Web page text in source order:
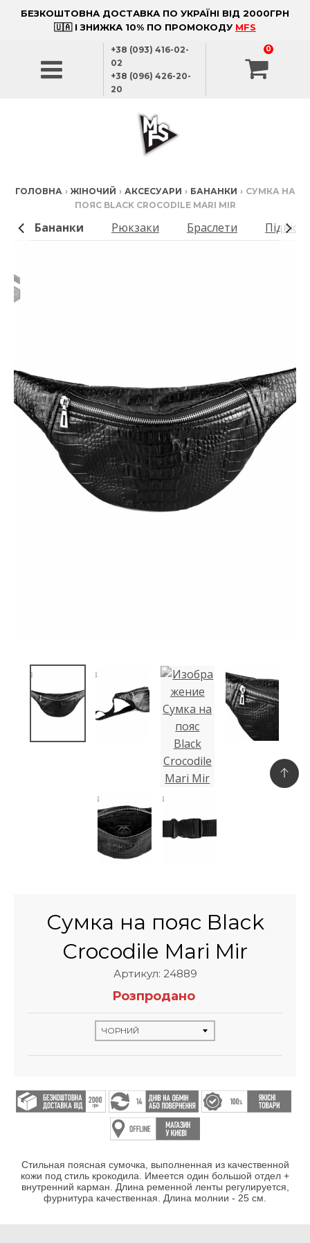
БЕЗКОШТОВНА ДОСТАВКА ПО УКРАЇНІ ВІД 2000ГРН
🇺🇦 І ЗНИЖКА 10% ПО ПРОМОКОДУ MFS
+38 (093) 416-02-
02
+38 (096) 426-20-
20
0
ГОЛОВНА › ЖІНОЧИЙ › АКСЕСУАРИ › БАНАНКИ › СУМКА НА
ПОЯС BLACK CROCODILE MARI MIR
Бананки Рюкзаки Браслети
Сумка на пояс Black
Crocodile Mari Mir
Артикул: 24889
Розпродано
Стильная поясная сумочка, выполненная из качественной
кожи под стиль крокодила. Имеется один большой отдел +
внутренний карман. Длина ременной ленты регулируется,
фурнитура качественная. Длина молнии - 25 см.